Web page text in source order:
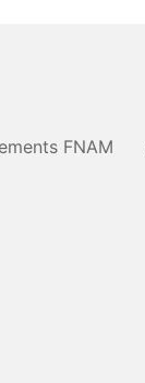
FNAM